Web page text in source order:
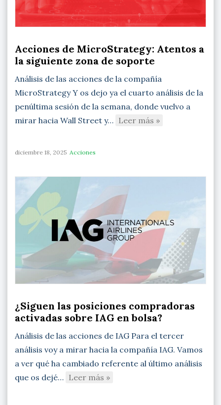
Acciones de MicroStrategy: Atentos a
la siguiente zona de soporte
Análisis de las acciones de la compañía
MicroStrategy Y os dejo ya el cuarto análisis de la
penúltima sesión de la semana, donde vuelvo a
mirar hacia Wall Street y… Leer más »
diciembre 18, 2025 Acciones
¿Siguen las posiciones compradoras
activadas sobre IAG en bolsa?
Análisis de las acciones de IAG Para el tercer
análisis voy a mirar hacia la compañía IAG. Vamos
a ver qué ha cambiado referente al último análisis
que os dejé… Leer más »